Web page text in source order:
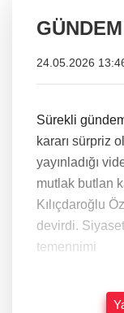
24.05.2026
Sürekli
kararı sürpriz olmadı.
yayınladığı
mutlak butlan
Kılıçdaroğlu
devirdi. Siyasette ayak oyunları bitmez. Bu arada
temennimi